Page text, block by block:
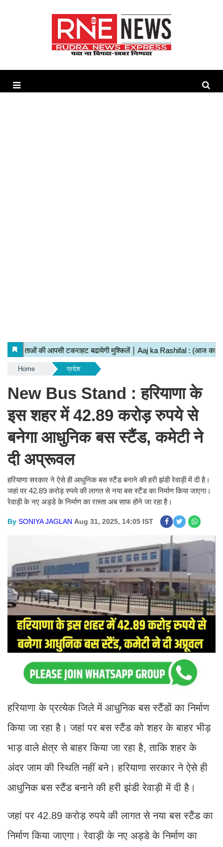
Home प्रदेश
New Bus Stand : हरियाणा के
इस शहर में 42.89 करोड़ रुपये से
बनेगा आधुनिक बस स्टैंड, कमेटी ने
दी अप्रूवल
हरियाणा सरकार ने ऐसे ही आधुनिक बस स्टैंड बनाने की हरी झंडी रेवाड़ी में दी है।
जहां पर 42.89 करोड़ रुपये की लागत से नया बस स्टैंड का निर्माण किया जाएगा।
रेवाड़ी के नए अड्डे के निर्माण का रास्ता अब साफ होने जा रहा है।
By SONIYA JAGLAN Aug 31, 2025, 14:05 IST
हरियाणा के प्रत्येक जिले में आधुनिक बस स्टैंडों का निर्माण
किया जा रहा है। जहां पर बस स्टैंड को शहर के बाहर भीड़
भाड़ वाले क्षेत्र से बाहर किया जा रहा है, ताकि शहर के
अंदर जाम की स्थिति नहीं बने। हरियाणा सरकार ने ऐसे ही
आधुनिक बस स्टैंड बनाने की हरी झंडी रेवाड़ी में दी है।
जहां पर 42.89 करोड़ रुपये की लागत से नया बस स्टैंड का
निर्माण किया जाएगा। रेवाड़ी के नए अड्डे के निर्माण का